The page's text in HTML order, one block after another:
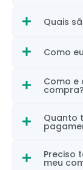
Quais
Como
Como e
compra?
Quanto
Preciso
meu